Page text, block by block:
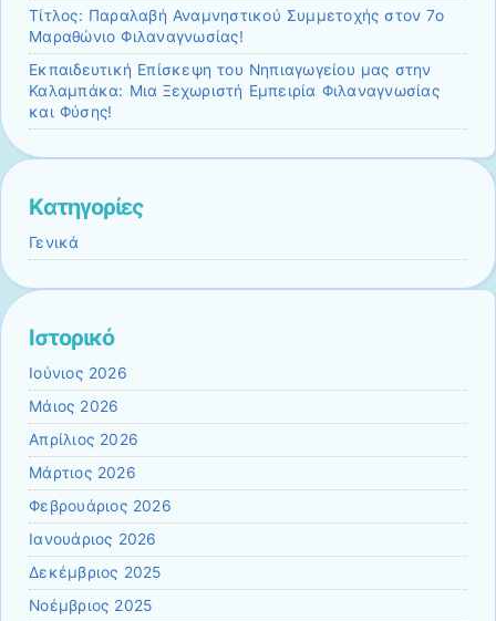
Τίτλος: Παραλαβή Αναμνηστικού Συμμετοχής στον 7ο
Μαραθώνιο Φιλαναγνωσίας!
Εκπαιδευτική Επίσκεψη του Νηπιαγωγείου μας στην
Καλαμπάκα: Μια Ξεχωριστή Εμπειρία Φιλαναγνωσίας
και Φύσης!
Kατηγορίες
Γενικά
Ιστορικό
Ιούνιος 2026
Μάιος 2026
Απρίλιος 2026
Μάρτιος 2026
Φεβρουάριος 2026
Ιανουάριος 2026
Δεκέμβριος 2025
Νοέμβριος 2025